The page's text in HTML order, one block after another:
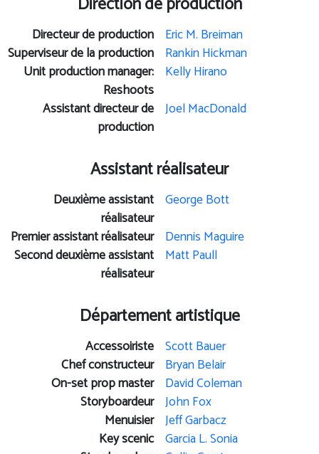
Directeur de production Eric M. Breiman
Superviseur de la production Rankin Hickman
Unit production manager:
Reshoots
Kelly Hirano
Assistant directeur de
production
Joel MacDonald
Assistant réalisateur
Deuxième assistant
réalisateur
George Bott
Premier assistant réalisateur Dennis Maguire
Second deuxième assistant
réalisateur
Matt Paull
Département artistique
Accessoiriste Scott Bauer
Chef constructeur Bryan Belair
On-set prop master David Coleman
Storyboardeur John Fox
Menuisier Jeff Garbacz
Key scenic Garcia L. Sonia